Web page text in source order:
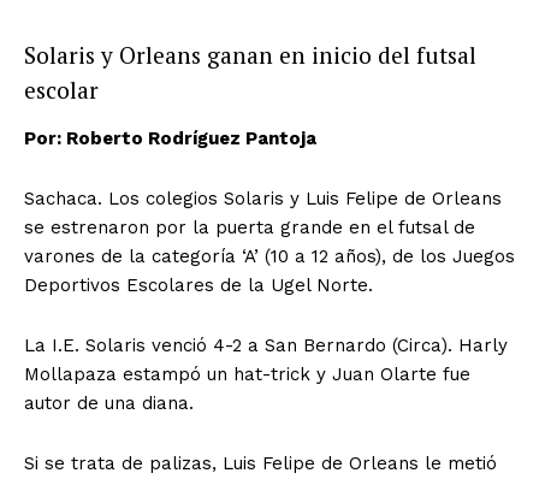
Solaris y Orleans ganan en inicio del futsal
escolar
Por: Roberto Rodríguez Pantoja
Sachaca. Los colegios Solaris y Luis Felipe de Orleans
se estrenaron por la puerta grande en el futsal de
varones de la categoría ‘A’ (10 a 12 años), de los Juegos
Deportivos Escolares de la Ugel Norte.
La I.E. Solaris venció 4-2 a San Bernardo (Circa). Harly
Mollapaza estampó un hat-trick y Juan Olarte fue
autor de una diana.
Si se trata de palizas, Luis Felipe de Orleans le metió